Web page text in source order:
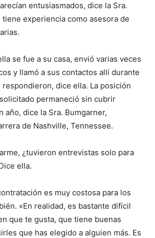
entusiasmados, dice la Sra.
tiene experiencia como asesora de
se fue a su casa, envió varias veces
y llamó a sus contactos allí durante
respondieron, dice ella. La posición
permaneció sin cubrir
año, dice la Sra. Bumgarner,
de Nashville, Tennessee.
¿tuvieron entrevistas solo para
ella.
es muy costosa para los
«En realidad, es bastante difícil
que te gusta, que tiene buenas
que has elegido a alguien más. Es